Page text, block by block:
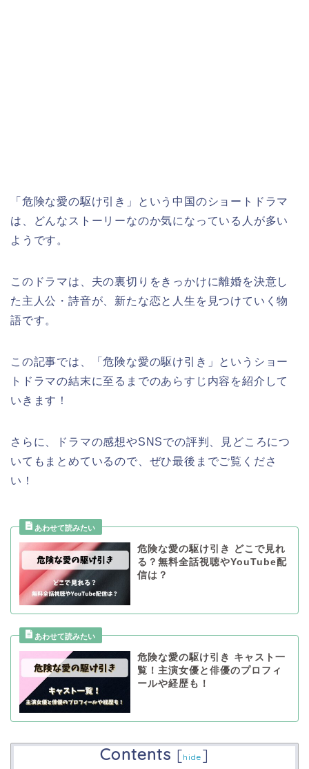
「危険な愛の駆け引き」という中国のショートドラマ
は、どんなストーリーなのか気になっている人が多い
ようです。
このドラマは、夫の裏切りをきっかけに離婚を決意し
た主人公・詩音が、新たな恋と人生を見つけていく物
語です。
この記事では、「危険な愛の駆け引き」というショー
トドラマの結末に至るまでのあらすじ内容を紹介して
いきます！
さらに、ドラマの感想やSNSでの評判、見どころにつ
いてもまとめているので、ぜひ最後までご覧くださ
い！
危険な愛の駆け引き どこで見れ
る？無料全話視聴やYouTube配
信は？
危険な愛の駆け引き キャスト一
覧！主演女優と俳優のプロフィ
ールや経歴も！
Contents [hide ]